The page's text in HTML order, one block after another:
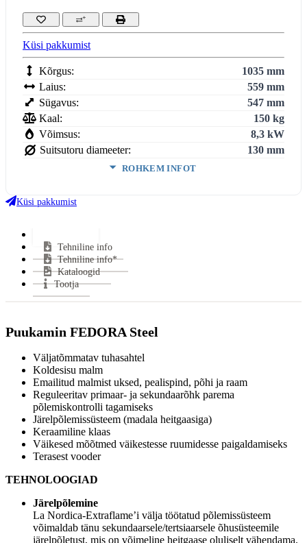
Küsi pakkumist
Kõrgus:
1035 mm
Laius:
559 mm
Sügavus:
547 mm
Kaal:
150 kg
Võimsus:
8,3 kW
Suitsutoru diameeter:
130 mm
ROHKEM INFOT
Kasutegur:
Suitsutoru ühendus:
Klaasi kuju:
Uks avaneb:
Kütus:
Garantii:
VÄHEM INFOT
Küsi pakkumist
Tehniline info
Tehniline info*
Kataloogid
Tootja
Puukamin FEDORA Steel
Väljatõmmatav tuhasahtel
Koldesisu malm
Emailitud malmist uksed, pealispind, põhi ja raam
Reguleeritav primaar- ja sekundaarõhk parema
põlemiskontrolli tagamiseks
Järelpõlemissüsteem (madala heitgaasiga)
Keraamiline klaas
Väikesed mõõtmed väikestesse ruumidesse paigaldamiseks
Terasest vooder
TEHNOLOOGIAD
Järelpõlemine
La Nordica-Extraflame’i välja töötatud põlemissüsteem
võimaldab tänu sekundaarsele/tertsiaarsele õhusüsteemile
järelpõletust, mis on võimeline heitgaase oluliselt vähendama.